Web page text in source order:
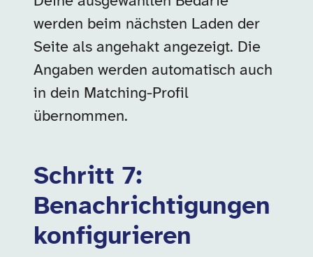
werden beim nächsten Laden der
Seite als angehakt angezeigt. Die
Angaben werden automatisch auch
in dein Matching-Profil
übernommen.
Schritt 7:
Benachrichtigungen
konfigurieren